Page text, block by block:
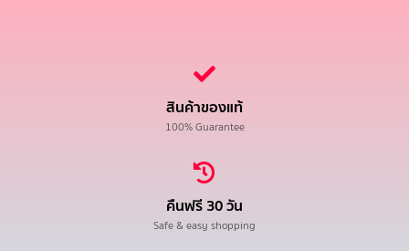
สินค้าของแท้
100% Guarantee
คืนฟรี 30 วัน
Safe & easy shopping